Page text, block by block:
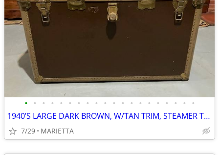
• • • • • • • • • • • • • • • • • • • •
1940’S LARGE DARK BROWN, W/TAN TRIM, STEAMER TRUNK CHEST, FAMILY OWNER
7/29 MARIETTA